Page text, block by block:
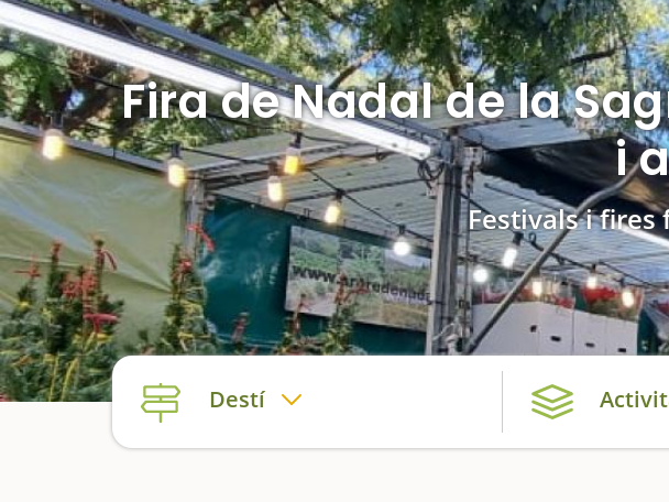
Fira de Nadal de la
i
Festivals i fires
Destí